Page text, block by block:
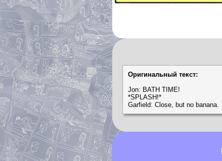
Оригинальный текст:
Jon: BATH TIME!
*SPLASH!*
Garfield: Close, but no banana.